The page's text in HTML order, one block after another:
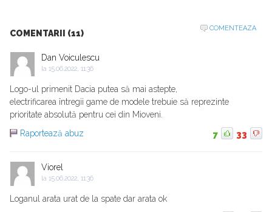
COMENTARII (11)
COMENTEAZA
Dan Voiculescu
la 15.06.2022, 11:36
Logo-ul primenit Dacia putea să mai astepte,
electrificarea întregii game de modele trebuie să reprezinte
prioritate absolută pentru cei din Mioveni.
Raportează abuz
7 33
Viorel
la 15.06.2022, 11:36
Loganul arata urat de la spate dar arata ok